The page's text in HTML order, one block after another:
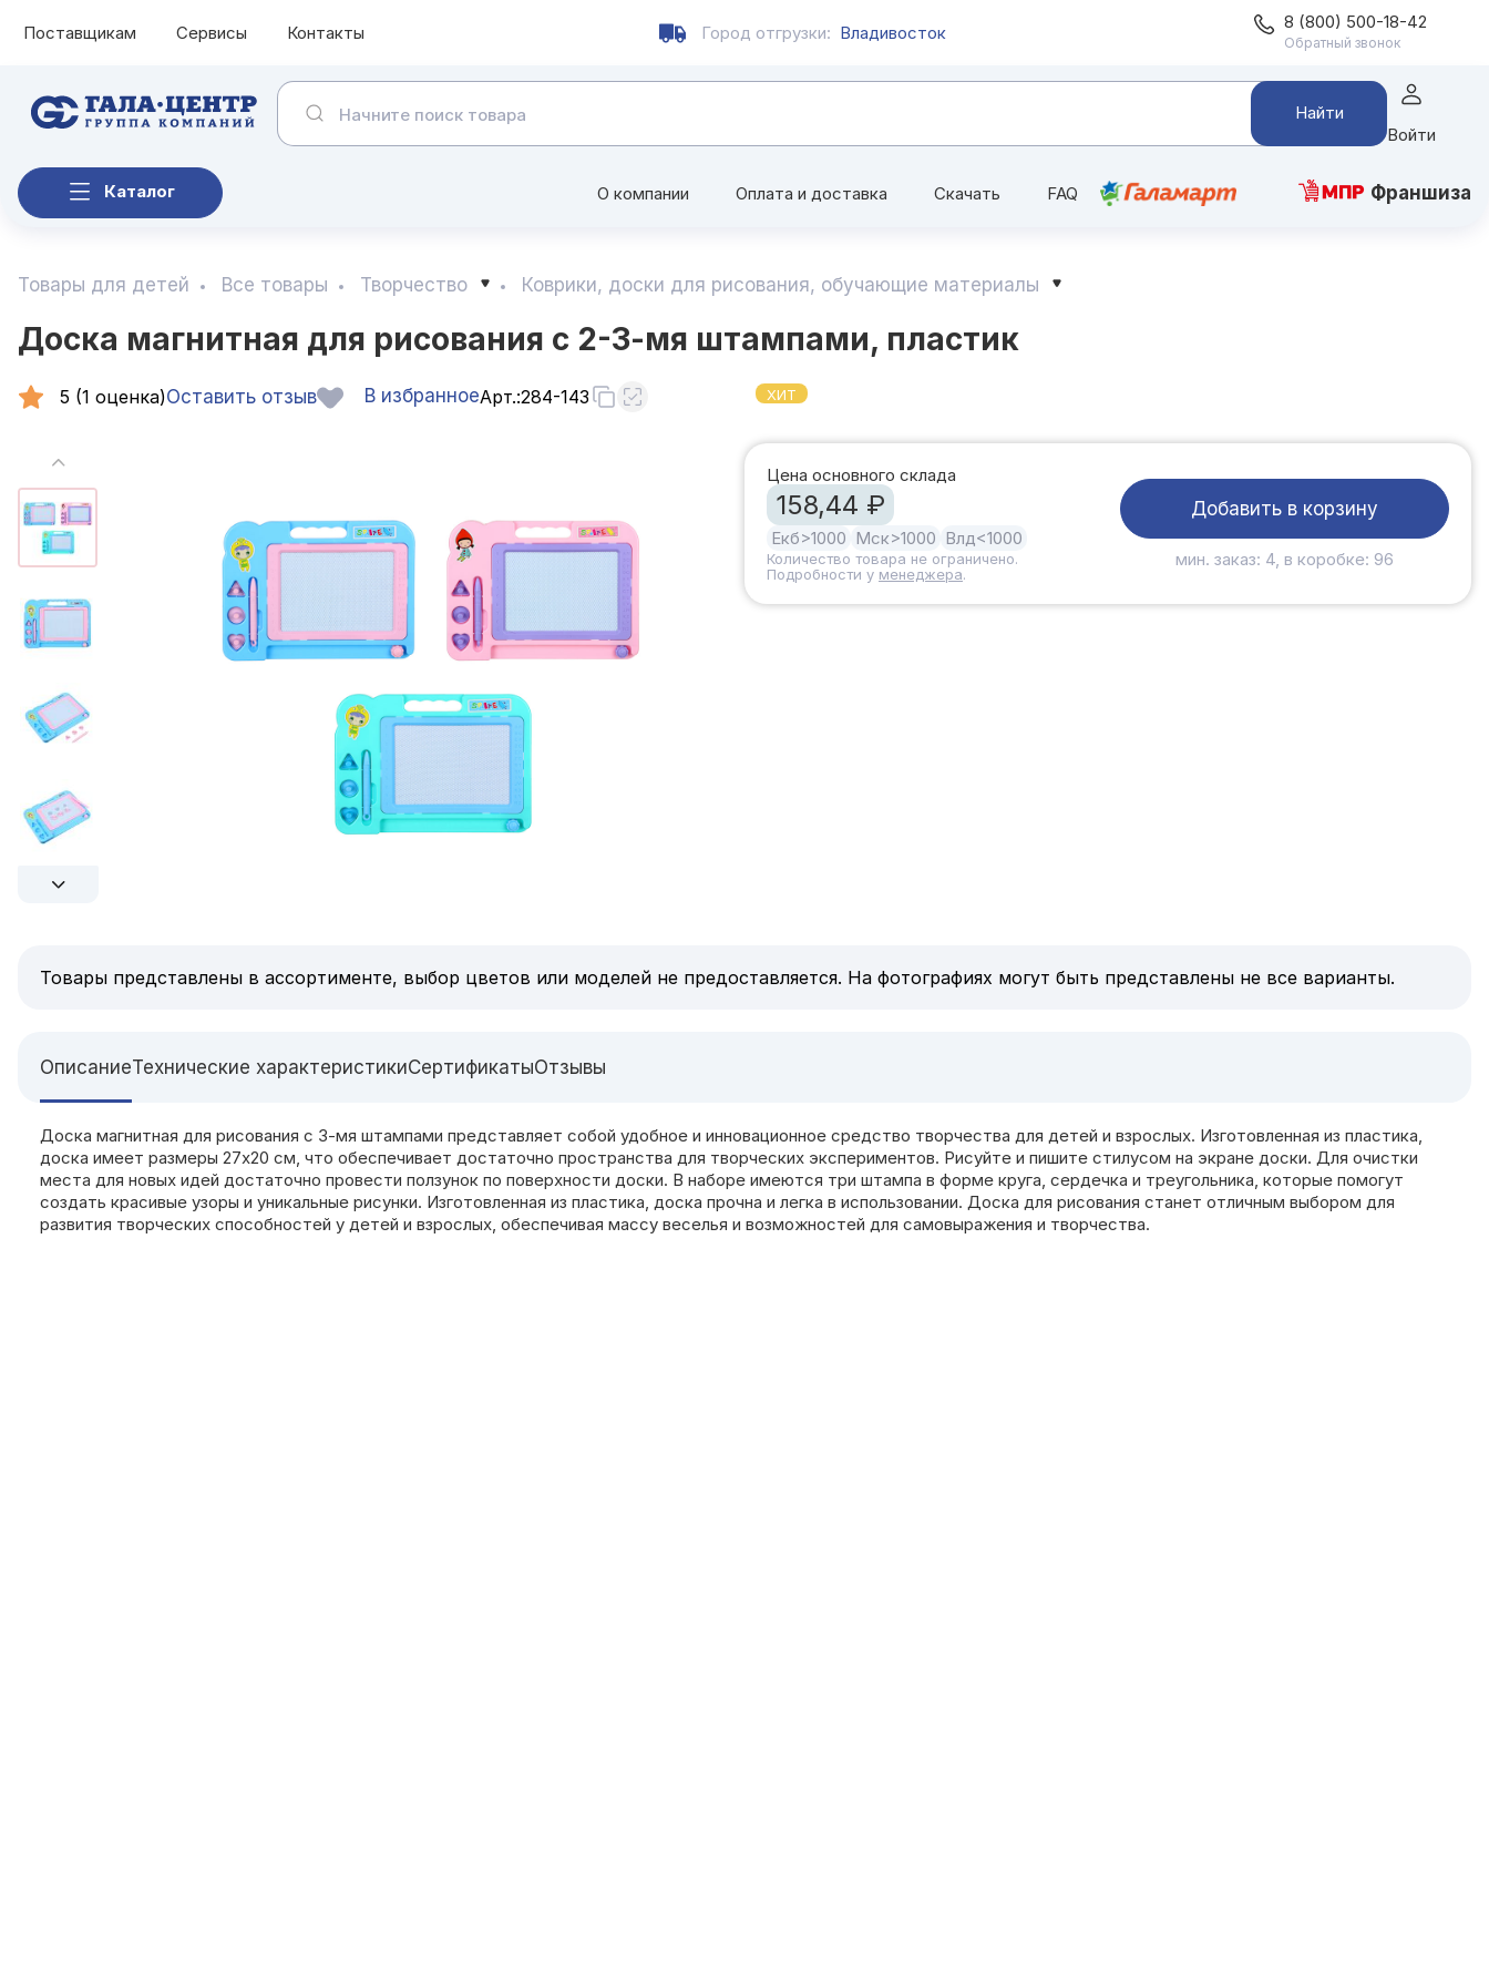
Поставщикам Сервисы Контакты Город отгрузки: Владивосток 8 (800) 500-18-42
Обратный звонок
Найти
Войти
Каталог О компании Оплата и доставка Скачать FAQ Франшиза
Товары для детей Все товары Творчество Коврики, доски для рисования, обучающие материалы
Доска магнитная для рисования с 2-3-мя штампами, пластик
5 (1 оценка)Оставить отзыв В избранноеАрт.:284-143 ХИТ
Цена основного склада
158,44 ₽
Екб>1000 Мск>1000 Влд<1000
Количество товара не ограничено.
Подробности у менеджера.
Добавить в корзину
мин. заказ: 4, в коробке: 96
Товары представлены в ассортименте, выбор цветов или моделей не предоставляется. На фотографиях могут быть представлены не все варианты.
ОписаниеТехнические характеристикиСертификатыОтзывы
Доска магнитная для рисования с 3-мя штампами представляет собой удобное и инновационное средство творчества для детей и взрослых. Изготовленная из пластика,
доска имеет размеры 27х20 см, что обеспечивает достаточно пространства для творческих экспериментов. Рисуйте и пишите стилусом на экране доски. Для очистки
места для новых идей достаточно провести ползунок по поверхности доски. В наборе имеются три штампа в форме круга, сердечка и треугольника, которые помогут
создать красивые узоры и уникальные рисунки. Изготовленная из пластика, доска прочна и легка в использовании. Доска для рисования станет отличным выбором для
развития творческих способностей у детей и взрослых, обеспечивая массу веселья и возможностей для самовыражения и творчества.